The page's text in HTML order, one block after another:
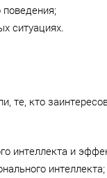
ситуациях.
те, кто
интеллекта и
интеллекта;